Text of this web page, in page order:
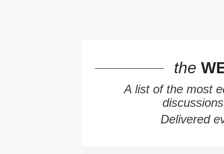
the
A list of the most
Delivered